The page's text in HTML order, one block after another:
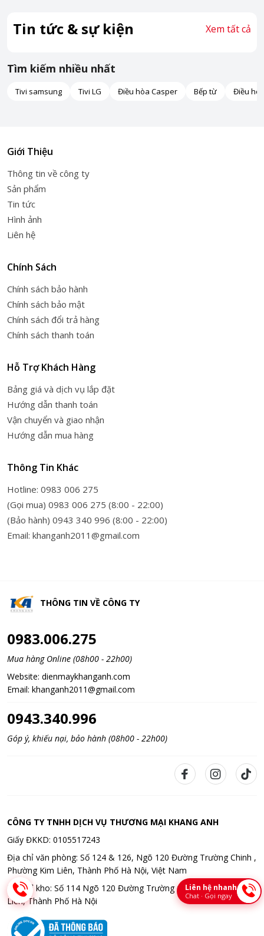
Tin tức & sự kiện Xem tất cả
Tìm kiếm nhiều nhất
Tivi samsung Tivi LG Điều hòa Casper Bếp từ Điều
Giới Thiệu
Thông tin về công ty
Sản phẩm
Tin tức
Hình ảnh
Liên hệ
Chính Sách
Chính sách bảo hành
Chính sách bảo mật
Chính sách đổi trả hàng
Chính sách thanh toán
Hỗ Trợ Khách Hàng
Bảng giá và dịch vụ lắp đặt
Hướng dẫn thanh toán
Vận chuyển và giao nhận
Hướng dẫn mua hàng
Thông Tin Khác
Hotline: 0983 006 275
(Gọi mua) 0983 006 275 (8:00 - 22:00)
(Bảo hành) 0943 340 996 (8:00 - 22:00)
Email: khanganh2011@gmail.com
THÔNG TIN VỀ CÔNG TY
0983.006.275
Mua hàng Online (08h00 - 22h00)
Website: dienmaykhanganh.com
Email: khanganh2011@gmail.com
0943.340.996
Góp ý, khiếu nại, bảo hành (08h00 - 22h00)
CÔNG TY TNHH DỊCH VỤ THƯƠNG MẠI KHANG ANH
Giấy ĐKKD: 0105517243
Địa chỉ văn phòng: Số 124 & 126, Ngõ 120 Đường Trường Chinh ,
Phường Kim Liên, Thành Phố Hà Nội, Việt Nam
Địa chỉ kho: Số 114 Ngõ 120 Đường Trường Chinh , Phường Kim
Liên, Thành Phố Hà Nội
Liên hệ nhanh
Chat · Gọi ngay